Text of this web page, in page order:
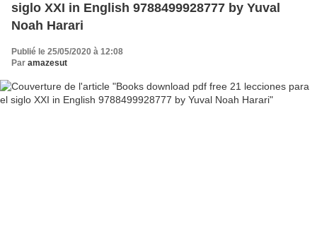
siglo XXI in English 9788499928777 by Yuval
Noah Harari
Publié le 25/05/2020 à 12:08
Par amazesut